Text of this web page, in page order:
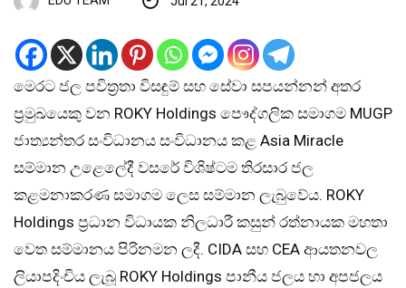
මෙරට ජල පවිත්‍රතා විසඳුම් සහ සේවා සපයන්නන් අතර
ප්‍රමුඛයෙකු වන ROKY Holdings පෞද්ගලික සමාගම MUGP
ජාත්‍යන්තර සංවිධානය සංවිධානය කළ Asia Miracle
සම්මාන උළෙලේදී වසරේ විශිෂ්ටම තිරසාර ජල
කළමනාකරණ සමාගම ලෙස සම්මාන ලැබුවේය. ROKY
Holdings ප්‍රධාන විධායක නිලධාරී කසුන් රත්නායක මහතා
වෙත සම්මානය පිරිනමන ලදී. CIDA සහ CEA ආයතනවල
ලියාපදිංචිය ලැබූ ROKY Holdings පානීය ජලය හා අපජලය